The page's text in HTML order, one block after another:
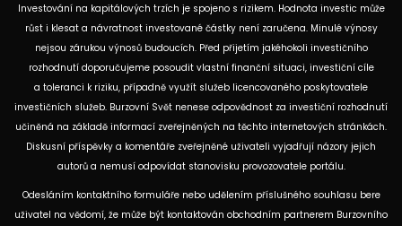
Investování na kapitálových trzích je spojeno s rizikem. Hodnota investic může
růst i klesat a návratnost investované částky není zaručena. Minulé výnosy
nejsou zárukou výnosů budoucích. Před přijetím jakéhokoli investičního
rozhodnutí doporučujeme posoudit vlastní finanční situaci, investiční cíle
a toleranci k riziku, případně využít služeb licencovaného poskytovatele
investičních služeb. Burzovní Svět nenese odpovědnost za investiční rozhodnutí
učiněná na základě informací zveřejněných na těchto internetových stránkách.
Diskusní příspěvky a komentáře zveřejněné uživateli vyjadřují názory jejich
autorů a nemusí odpovídat stanovisku provozovatele portálu.
Odesláním kontaktního formuláře nebo udělením příslušného souhlasu bere
uživatel na vědomí, že může být kontaktován obchodním partnerem Burzovního